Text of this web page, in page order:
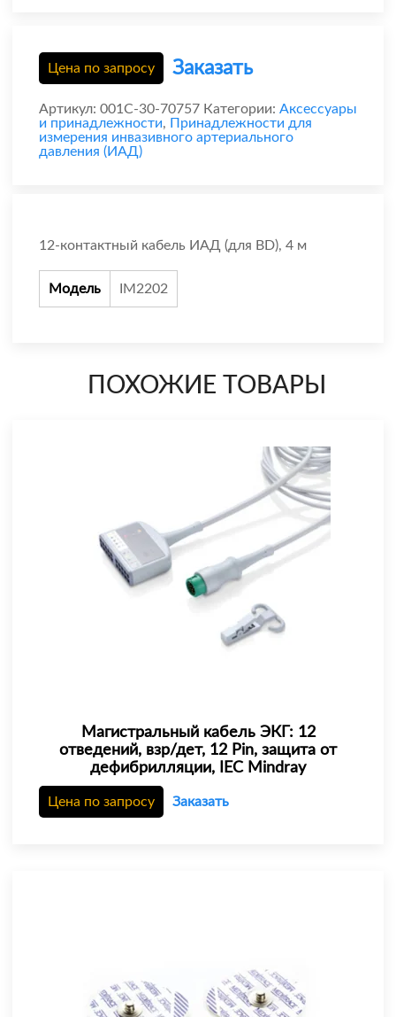
Цена по запросу Заказать
Артикул: 001C-30-70757 Категории: Аксессуары
и принадлежности, Принадлежности для
измерения инвазивного артериального
давления (ИАД)
12-контактный кабель ИАД (для BD), 4 м
Модель IM2202
ПОХОЖИЕ ТОВАРЫ
Магистральный кабель ЭКГ: 12
отведений, взр/дет, 12 Pin, защита от
дефибрилляции, IEC Mindray
Цена по запросу Заказать